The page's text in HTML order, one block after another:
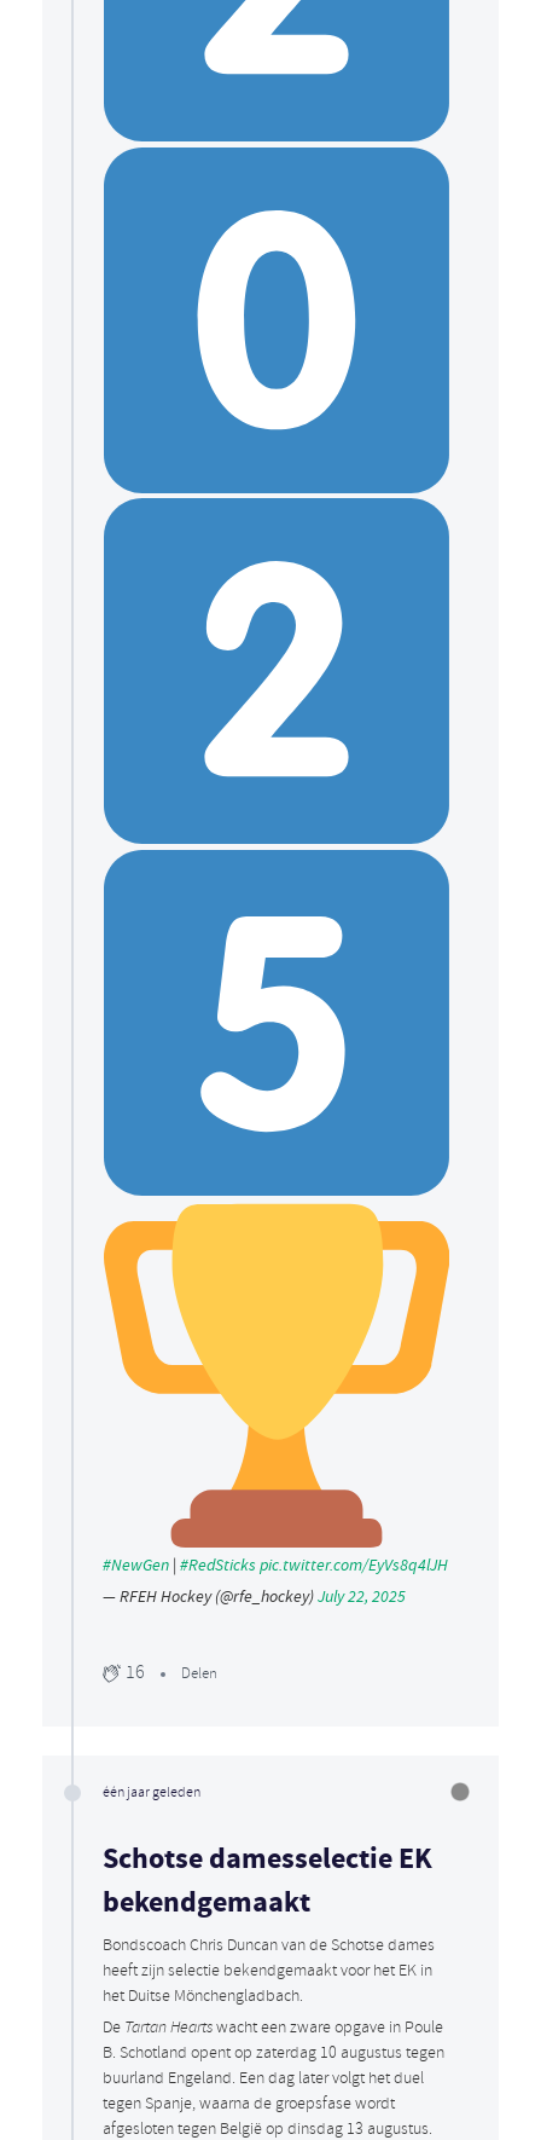
#NewGen | #RedSticks pic.twitter.com/EyVs8q4lJH
— RFEH Hockey (@rfe_hockey)July 22, 2025
16 Delen
één jaar geleden
Schotse damesselectie EK
bekendgemaakt
Bondscoach Chris Duncan van de Schotse dames
heeft zijn selectie bekendgemaakt voor het EK in
het Duitse Mönchengladbach.
De Tartan Heartswacht een zware opgave in Poule
B. Schotland opent op zaterdag 10 augustus tegen
buurland Engeland. Een dag later volgt het duel
tegen Spanje, waarna de groepsfase wordt
afgesloten tegen België op dinsdag 13 augustus.